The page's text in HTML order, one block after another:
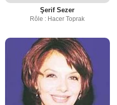
Şerif Sezer
Rôle : Hacer Toprak